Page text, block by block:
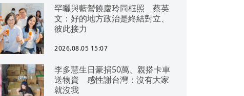
罕曬與藍營饒慶玲同框照 蔡英
文：好的地方政治是終結對立、
彼此接力
2026.08.05 15:07
李多慧生日豪捐50萬、親搭卡車
送物資 感性謝台灣：沒有大家
就沒我